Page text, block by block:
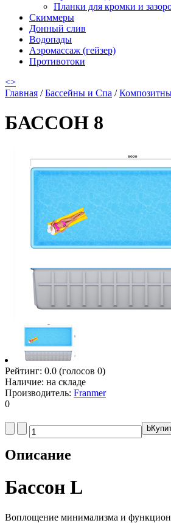
Планки для кромки и
Скиммеры
Донный слив
Водопады
Аэромассаж (гейзер)
Противотоки
<>
Главная /Бассейны и Спа /
БАССОН 8
Рейтинг: 0.0 (голосов 0)
Наличие: на складе
Производитель: Franmer
0
b
Описание
Бассон L
Воплощение минимализма и